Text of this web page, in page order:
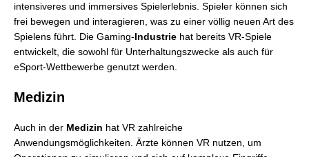
intensiveres und immersives Spielerlebnis. Spieler können sich
frei bewegen und interagieren, was zu einer völlig neuen Art des
Spielens führt. Die Gaming-Industrie hat bereits VR-Spiele
entwickelt, die sowohl für Unterhaltungszwecke als auch für
eSport-Wettbewerbe genutzt werden.
Medizin
Auch in der Medizin hat VR zahlreiche
Anwendungsmöglichkeiten. Ärzte können VR nutzen, um